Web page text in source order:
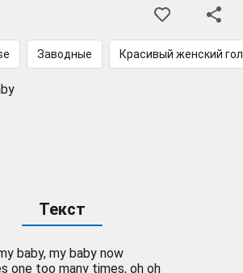
Заводные Красивый женский
Текст
baby, my baby now
one too many times, oh oh